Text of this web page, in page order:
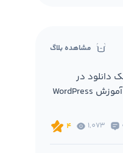
مشاهده بلاگ
دانلود در
وردپرس + مقایسه + آموزش WordPress
1,073
4